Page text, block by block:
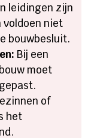
leidingen zijn
voldoen niet
bouwbesluit.
Bij een
moet
of
het